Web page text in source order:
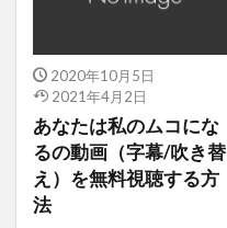
2020年10月5日
2021年4月2日
あなたは私のムコにな
るの動画（字幕/吹き替
え）を無料視聴する方
法